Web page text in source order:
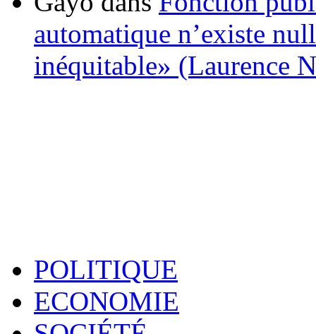
automatique n’existe
inéquitable» (Laurence
POLITIQUE
ECONOMIE